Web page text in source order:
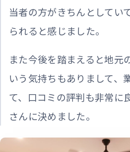
当者の方がきちんとしてい
られると感じました。
また今後を踏まえると地元
いう気持ちもありまして、
て、口コミの評判も非常に
さんに決めました。